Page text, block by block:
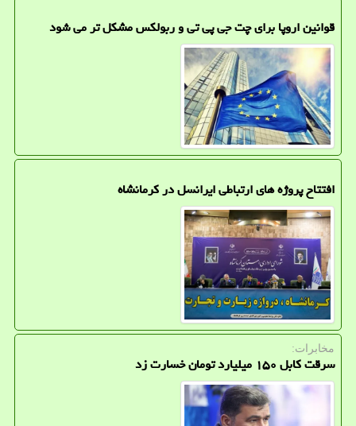
قوانین اروپا برای چت جی پی تی و ربولکس مشکل تر می شود
افتتاح پروژه های ارتباطی ایرانسل در کرمانشاه
مخابرات:
سرقت کابل ۱۵۰ میلیارد تومان خسارت زد